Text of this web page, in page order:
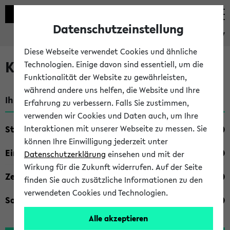
eKVV
Kombisuche im eKVV
Ihre Suchkriterien:
Studienfach
Einrichtung
Zeiten
Sonstiges
Datenschutzeinstellung
Diese Webseite verwendet Cookies und ähnliche
Technologien. Einige davon sind essentiell, um die
Funktionalität der Website zu gewährleisten,
während andere uns helfen, die Website und Ihre
Erfahrung zu verbessern. Falls Sie zustimmen,
verwenden wir Cookies und Daten auch, um Ihre
Interaktionen mit unserer Webseite zu messen. Sie
können Ihre Einwilligung jederzeit unter
Datenschutzerklärung einsehen und mit der
Wirkung für die Zukunft widerrufen. Auf der Seite
finden Sie auch zusätzliche Informationen zu den
verwendeten Cookies und Technologien.
Alle akzeptieren